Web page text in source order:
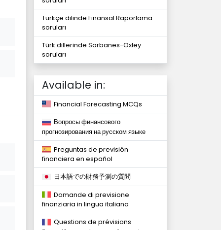
Türkçe dilinde Finansal Raporlama
soruları
Türk dillerinde Sarbanes-Oxley
soruları
Available in:
Financial Forecasting MCQs
Вопросы финансового
прогнозирования на русском языке
Preguntas de previsión
financiera en español
日本語での財務予測の質問
Domande di previsione
finanziaria in lingua italiana
Questions de prévisions